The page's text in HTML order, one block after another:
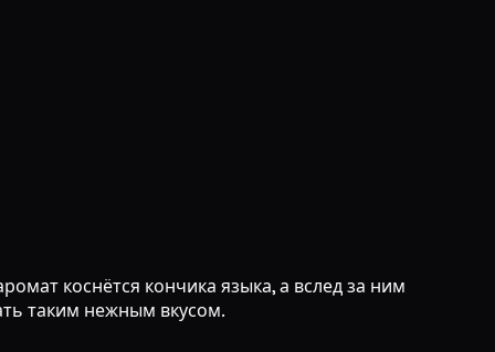
коснётся кончика языка, а вслед за ним
таким нежным вкусом.